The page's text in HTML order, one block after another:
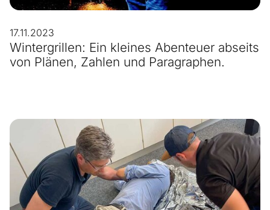
17.11.2023
Wintergrillen: Ein kleines Abenteuer abseits
von Plänen, Zahlen und Paragraphen.